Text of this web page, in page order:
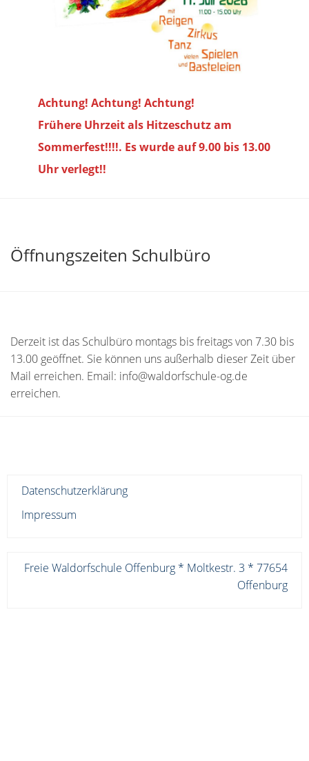
Achtung! Achtung! Achtung!
Frühere Uhrzeit als Hitzeschutz am
Sommerfest!!!!. Es wurde auf 9.00 bis 13.00
Uhr verlegt!!
Öffnungszeiten Schulbüro
Derzeit ist das Schulbüro montags bis freitags von 7.30 bis
13.00 geöffnet. Sie können uns außerhalb dieser Zeit über
Mail erreichen. Email: info@waldorfschule-og.de
erreichen.
Datenschutzerklärung
Impressum
Freie Waldorfschule Offenburg * Moltkestr. 3 * 77654
Offenburg